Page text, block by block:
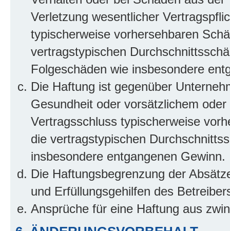
Verletzung wesentlicher
typischerweise vorhersehbaren
vertragstypischen
Folgeschäden wie insbesondere
Die Haftung ist gegenüber
Gesundheit oder vorsätzlichem
Vertragsschluss typischerweise
die vertragstypischen
insbesondere entgangenen Gewinn.
Die Haftungsbegrenzung der
und Erfüllungsgehilfen des
Ansprüche für eine Haftung aus